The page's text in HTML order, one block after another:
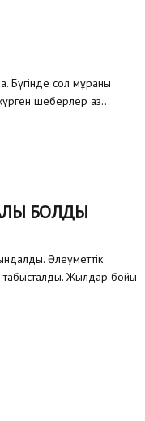
Бүгінде сол мұраны
шеберлер аз...
БОЛДЫ
Әлеуметтік
табысталды. Жылдар бойы